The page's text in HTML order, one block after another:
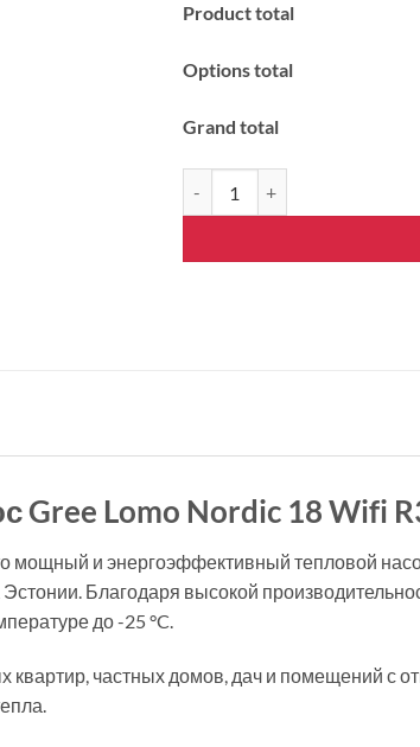
Product total
Options total
Grand total
Gree Lomo Nordic 18 Wifi
мощный и энергоэффективный тепловой
Благодаря высокой
до -25 °C.
квартир, частных домов, дач и помещений с